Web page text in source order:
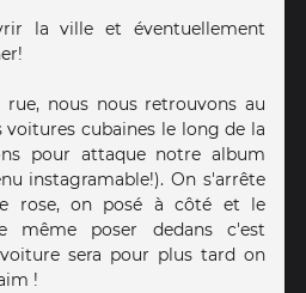
la ville et éventuellement
nous nous retrouvons au
cubaines le long de la
pour attaque notre album
instagramable!). On s'arrête
rose, on posé à côté et le
même poser dedans c'est
sera pour plus tard on
!